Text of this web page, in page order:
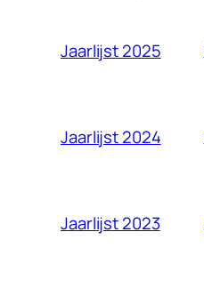
Jaarlijst 2025
Jaarlijst 2024
Jaarlijst 2023